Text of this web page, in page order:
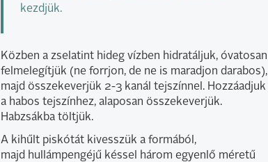
kezdjük.
Közben a zselatint hideg vízben hidratáljuk, óvatosan
felmelegítjük (ne forrjon, de ne is maradjon darabos),
majd összekeverjük 2-3 kanál tejszínnel. Hozzáadjuk
a habos tejszínhez, alaposan összekeverjük.
Habzsákba töltjük.
A kihűlt piskótát kivesszük a formából,
majd hullámpengéjű késsel három egyenlő méretű